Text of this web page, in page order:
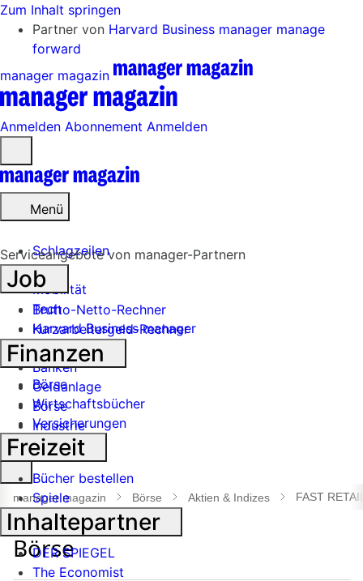
Zum Inhalt springen
Partner von Harvard Business manager manage
forward
manager magazin
Anmelden Abonnement Anmelden
öffnen
Menü
Schlagzeilen
Mobilität
Tech
Harvard Business manager
Handel
Banken
Geldanlage
Börse
Industrie
Suche
öffnen
manager magazin Börse Aktien & Indizes FAST
Serviceangebote von manager-Partnern
Job
Brutto-Netto-Rechner
Kurzarbeitergeld-Rechner
Finanzen
Börse
Wirtschaftsbücher
Versicherungen
Freizeit
Bücher bestellen
Spiele
Inhaltepartner
DER SPIEGEL
The Economist